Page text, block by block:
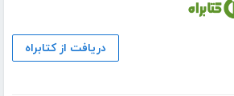
دریافت از کتابراه